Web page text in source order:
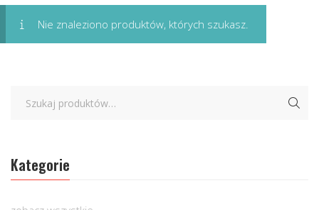
Nie znaleziono produktów, których szukasz.
Kategorie